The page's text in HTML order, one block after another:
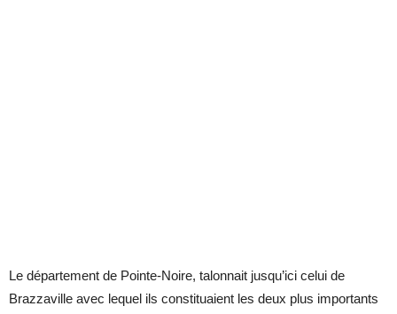
Le département de Pointe-Noire, talonnait jusqu’ici celui de
Brazzaville avec lequel ils constituaient les deux plus importants